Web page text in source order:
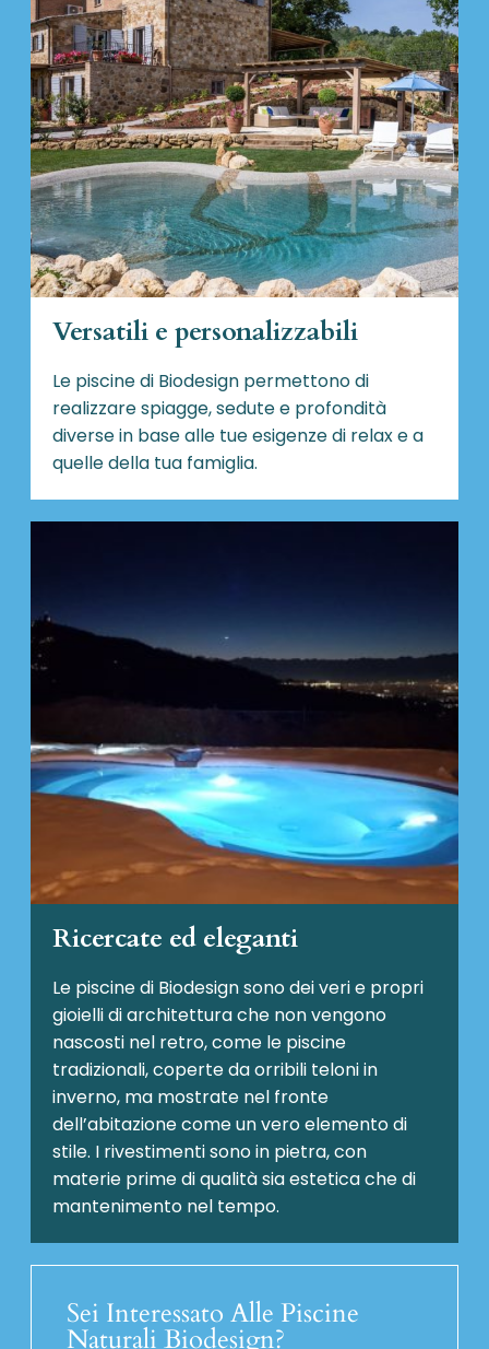
Versatili e personalizzabili
Le piscine di Biodesign permettono di
realizzare spiagge, sedute e profondità
diverse in base alle tue esigenze di relax e a
quelle della tua famiglia.
Ricercate ed eleganti
Le piscine di Biodesign sono dei veri e propri
gioielli di architettura che non vengono
nascosti nel retro, come le piscine
tradizionali, coperte da orribili teloni in
inverno, ma mostrate nel fronte
dell’abitazione come un vero elemento di
stile. I rivestimenti sono in pietra, con
materie prime di qualità sia estetica che di
mantenimento nel tempo.
Sei Interessato Alle Piscine
Naturali Biodesign?